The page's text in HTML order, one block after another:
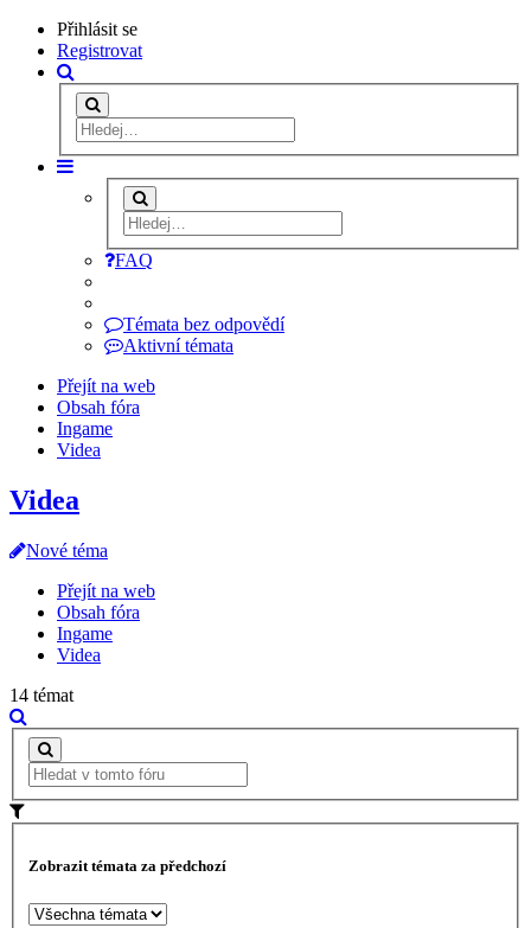
Přihlásit se
Registrovat
FAQ
Témata bez odpovědí
Aktivní témata
Přejít na web
Obsah fóra
Ingame
Videa
Videa
Nové téma
Přejít na web
Obsah fóra
Ingame
Videa
14 témat
Zobrazit témata za předchozí